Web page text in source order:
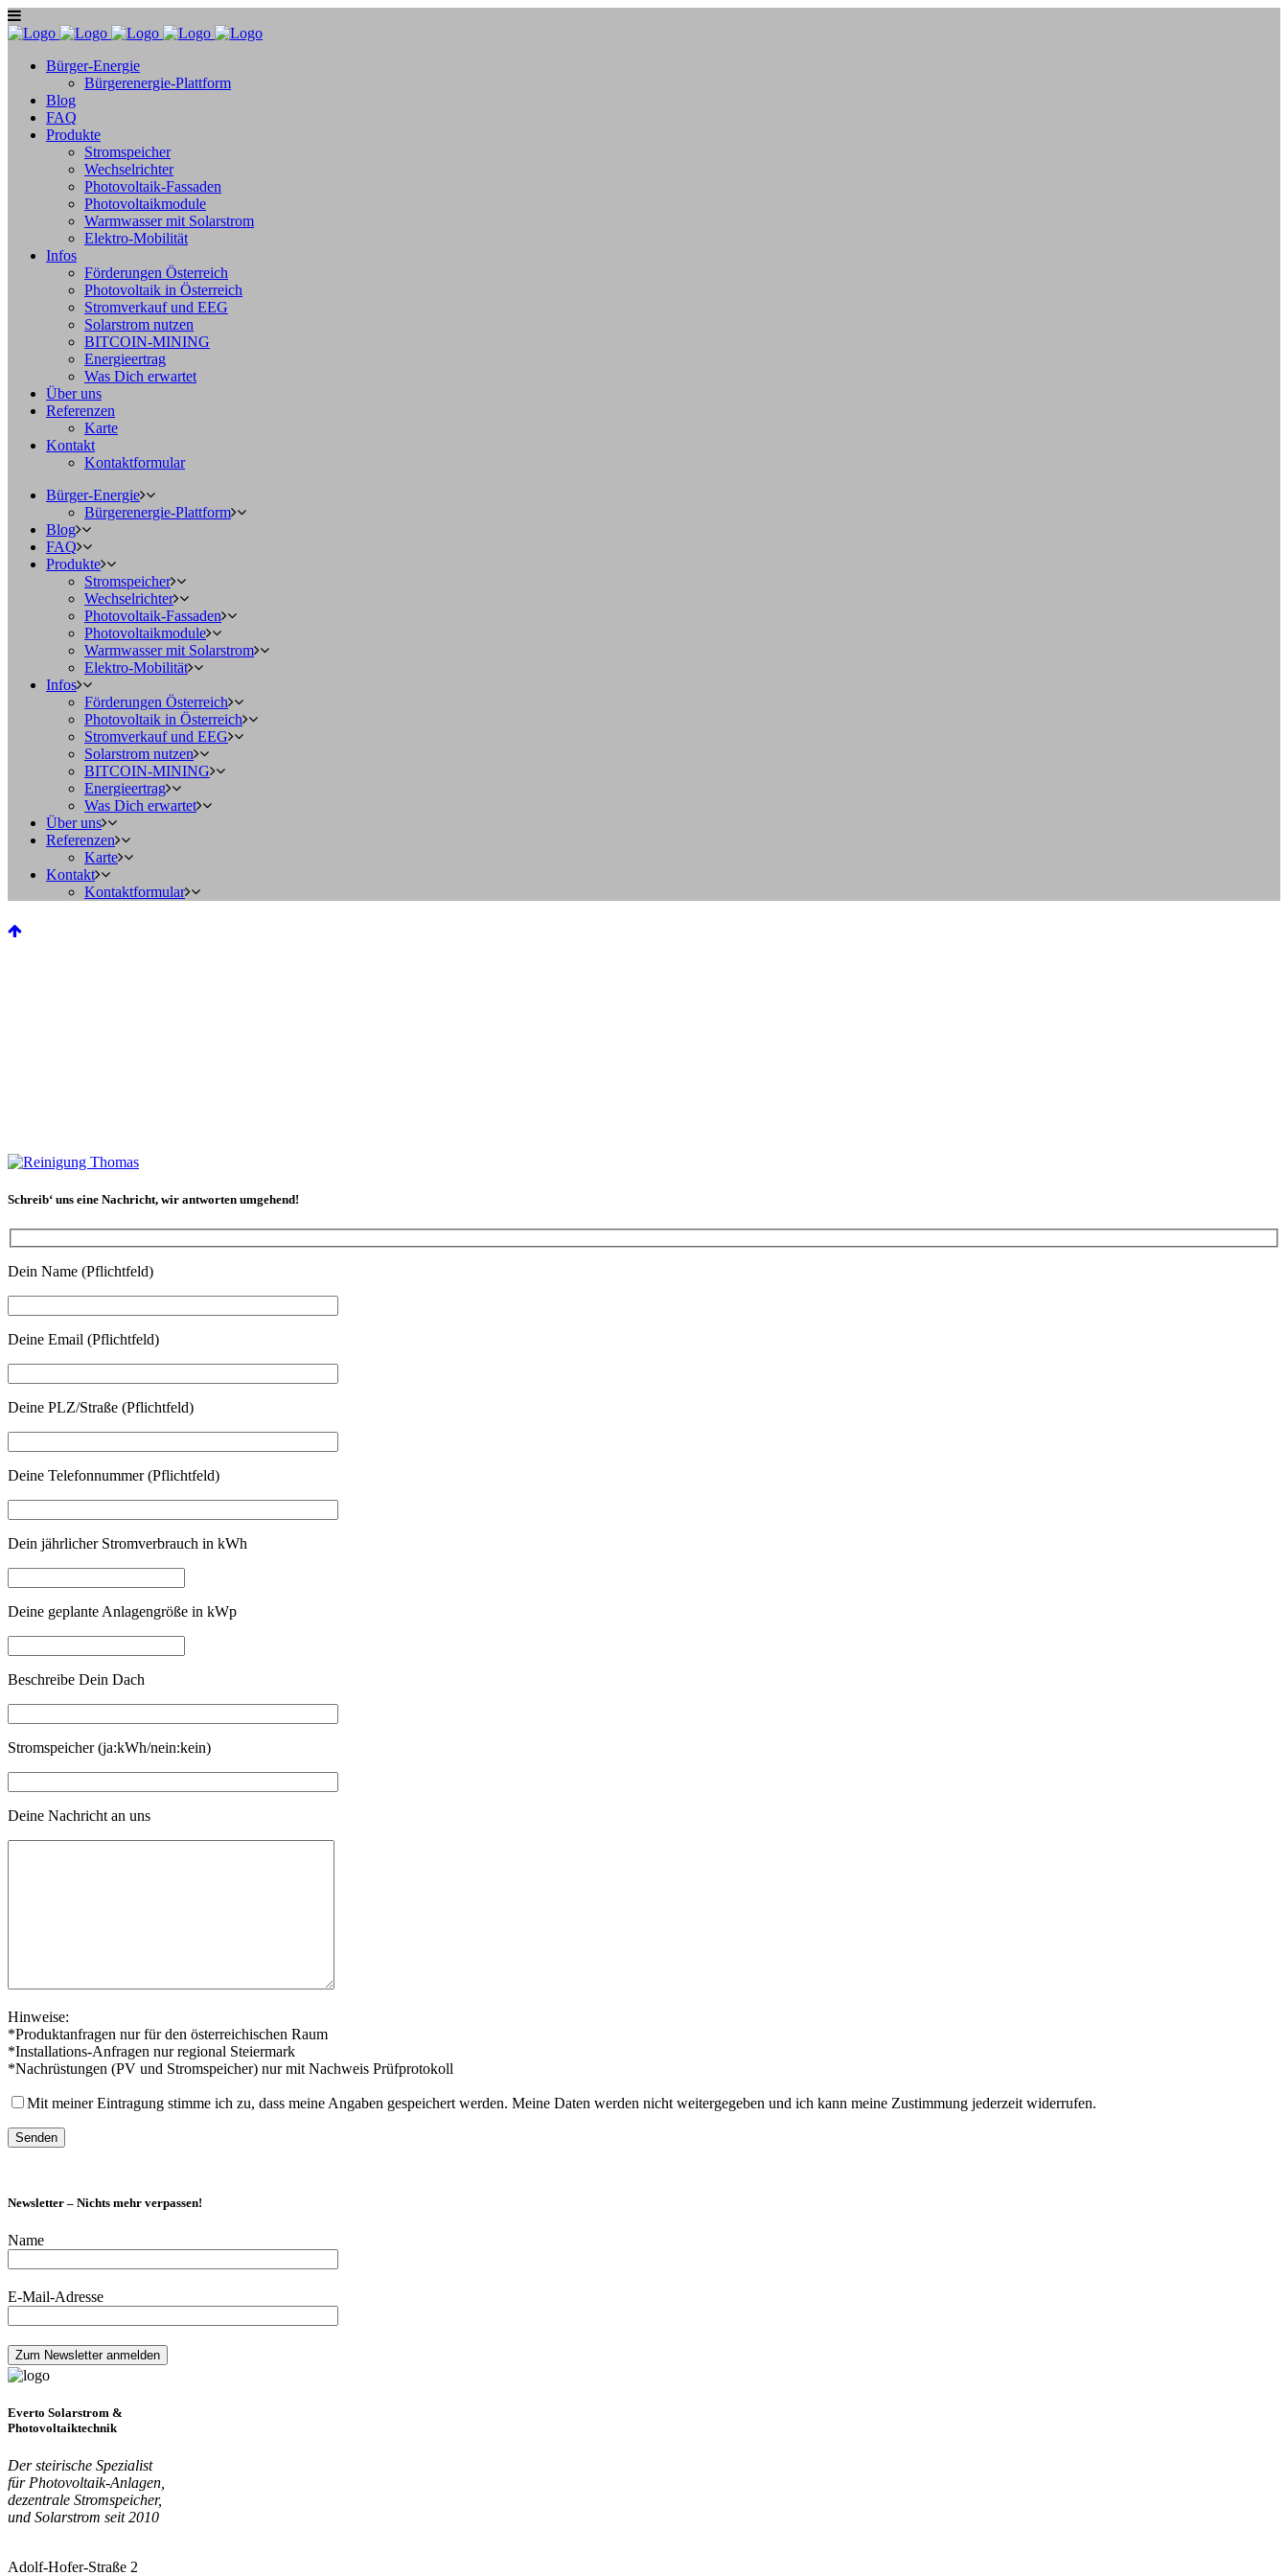
Bürger-Energie
Bürgerenergie-Plattform
Blog
FAQ
Produkte
Stromspeicher
Wechselrichter
Photovoltaik-Fassaden
Photovoltaikmodule
Warmwasser mit Solarstrom
Elektro-Mobilität
Infos
Förderungen Österreich
Photovoltaik in Österreich
Stromverkauf und EEG
Solarstrom nutzen
BITCOIN-MINING
Energieertrag
Was Dich erwartet
Über uns
Referenzen
Karte
Kontakt
Kontaktformular
Bürger-Energie
Bürgerenergie-Plattform
Blog
FAQ
Produkte
Stromspeicher
Wechselrichter
Photovoltaik-Fassaden
Photovoltaikmodule
Warmwasser mit Solarstrom
Elektro-Mobilität
Infos
Förderungen Österreich
Photovoltaik in Österreich
Stromverkauf und EEG
Solarstrom nutzen
BITCOIN-MINING
Energieertrag
Was Dich erwartet
Über uns
Referenzen
Karte
Kontakt
Kontaktformular
Schreib‘ uns eine Nachricht, wir antworten umgehend!
Dein Name (Pflichtfeld)
Deine Email (Pflichtfeld)
Deine PLZ/Straße (Pflichtfeld)
Deine Telefonnummer (Pflichtfeld)
Dein jährlicher Stromverbrauch in kWh
Deine geplante Anlagengröße in kWp
Beschreibe Dein Dach
Stromspeicher (ja:kWh/nein:kein)
Deine Nachricht an uns
Hinweise:
*Produktanfragen nur für den österreichischen Raum
*Installations-Anfragen nur regional Steiermark
*Nachrüstungen (PV und Stromspeicher) nur mit Nachweis Prüfprotokoll
Mit meiner Eintragung stimme ich zu, dass meine Angaben gespeichert werden. Meine Daten werden nicht weitergegeben und ich kann meine Zustimmung jederzeit widerrufen.
Newsletter – Nichts mehr verpassen!
Name
E-Mail-Adresse
Everto Solarstrom &
Photovoltaiktechnik
Der steirische Spezialist
für Photovoltaik-Anlagen,
dezentrale Stromspeicher,
und Solarstrom seit 2010
Adolf-Hofer-Straße 2